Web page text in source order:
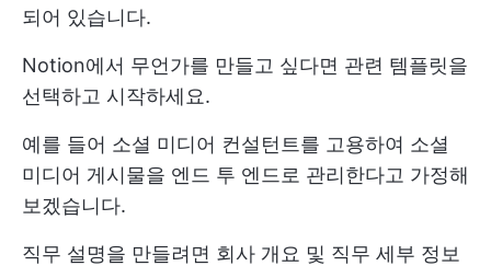
되어 있습니다.
Notion에서 무언가를 만들고 싶다면 관련 템플릿을
선택하고 시작하세요.
예를 들어 소셜 미디어 컨설턴트를 고용하여 소셜
미디어 게시물을 엔드 투 엔드로 관리한다고 가정해
보겠습니다.
직무 설명을 만들려면 회사 개요 및 직무 세부 정보